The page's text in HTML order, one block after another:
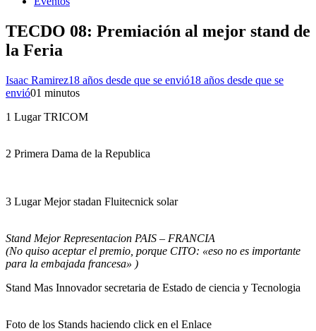
TECDO 08: Premiación al mejor stand de
la Feria
Isaac Ramirez18 años desde que se envió18 años desde que se
envió01 minutos
1 Lugar TRICOM
2 Primera Dama de la Republica
3 Lugar Mejor stadan Fluitecnick solar
Stand Mejor Representacion PAIS – FRANCIA
(No quiso aceptar el premio, porque CITO: «eso no es importante
para la embajada francesa» )
Stand Mas Innovador secretaria de Estado de ciencia y Tecnologia
Foto de los Stands haciendo click en el Enlace